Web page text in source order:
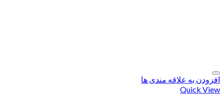
افزودن به علاقه مندی ها
Quick View